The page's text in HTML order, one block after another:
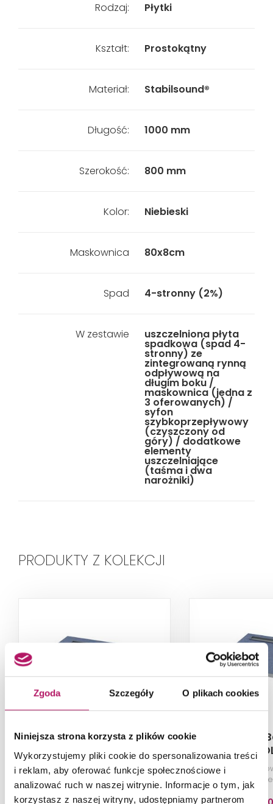
Zgoda Szczegóły O plikach cookies
Niniejsza strona korzysta z plików cookie
Wykorzystujemy pliki cookie do spersonalizowania treści
i reklam, aby oferować funkcje społecznościowe i
analizować ruch w naszej witrynie. Informacje o tym, jak
korzystasz z naszej witryny, udostępniamy partnerom
Rodzaj: Płytki
Kształt: Prostokątny
Materiał: Stabilsound®
Długość: 1000 mm
Szerokość: 800 mm
Kolor: Niebieski
Maskownica 80x8cm
Spad 4-stronny (2%)
W zestawie uszczelniona płyta
spadkowa (spad 4-
stronny) ze
zintegrowaną rynną
odpływową na
długim boku /
maskownica (jedna z
3 oferowanych) /
syfon
szybkoprzepływowy
(czyszczony od
góry) / dodatkowe
elementy
uszczelniające
(taśma i dwa
narożniki)
PRODUKTY Z KOLEKCJI
Schedpol Base (S4)
10.006/OLDB/SP
Brodzik prostokątny, 70x140 cm,
niebieski
Schedpol
10.003/
Brodzik